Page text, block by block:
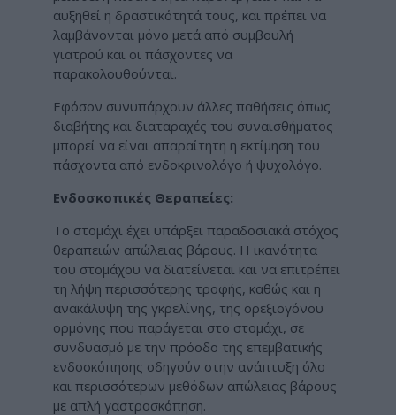
αυξηθεί η δραστικότητά τους, και πρέπει να
λαμβάνονται μόνο μετά από συμβουλή
γιατρού και οι πάσχοντες να
παρακολουθούνται.
Εφόσον συνυπάρχουν άλλες παθήσεις όπως
διαβήτης και διαταραχές του συναισθήματος
μπορεί να είναι απαραίτητη η εκτίμηση του
πάσχοντα από ενδοκρινολόγο ή ψυχολόγο.
Ενδοσκοπικές Θεραπείες:
Το στομάχι έχει υπάρξει παραδοσιακά στόχος
θεραπειών απώλειας βάρους. Η ικανότητα
του στομάχου να διατείνεται και να επιτρέπει
τη λήψη περισσότερης τροφής, καθώς και η
ανακάλυψη της γκρελίνης, της ορεξιογόνου
ορμόνης που παράγεται στο στομάχι, σε
συνδυασμό με την πρόοδο της επεμβατικής
ενδοσκόπησης οδηγούν στην ανάπτυξη όλο
και περισσότερων μεθόδων απώλειας βάρους
με απλή γαστροσκόπηση.